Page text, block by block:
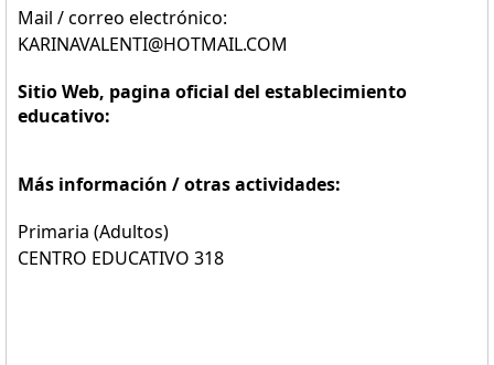
Mail / correo electrónico:
KARINAVALENTI@HOTMAIL.COM
Sitio Web, pagina oficial del establecimiento
educativo:
Más información / otras actividades:
Primaria (Adultos)
CENTRO EDUCATIVO 318